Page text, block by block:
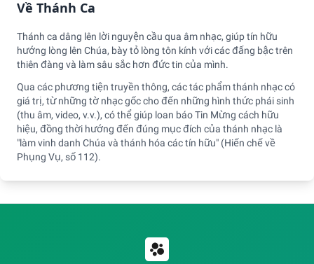
Về Thánh Ca
Thánh ca dâng lên lời nguyện cầu qua âm nhạc, giúp tín hữu
hướng lòng lên Chúa, bày tỏ lòng tôn kính với các đấng bậc trên
thiên đàng và làm sâu sắc hơn đức tin của mình.
Qua các phương tiện truyền thông, các tác phẩm thánh nhạc có
giá trị, từ những tờ nhạc gốc cho đến những hình thức phái sinh
(thu âm, video, v.v.), có thể giúp loan báo Tin Mừng cách hữu
hiệu, đồng thời hướng đến đúng mục đích của thánh nhạc là
"làm vinh danh Chúa và thánh hóa các tín hữu" (Hiến chế về
Phụng Vụ, số 112).